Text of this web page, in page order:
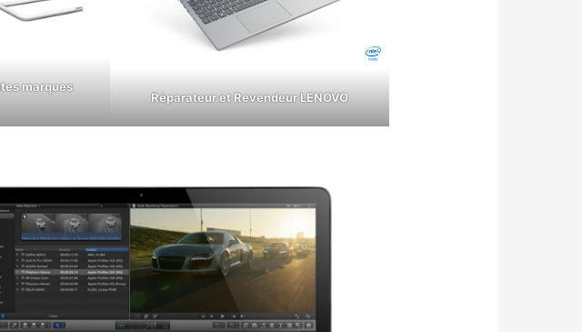
marques
Réparateur et Revendeur LENOVO